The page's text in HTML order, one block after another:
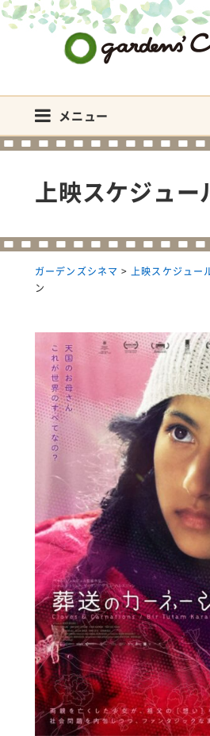
メニュー
上映スケジュー
ガーデンズシネマ >上映スケジュー
ン